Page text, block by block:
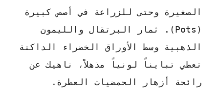
الصغيرة وحتى للزراعة في أصص كبيرة
(Pots). ثمار البرتقال والليمون
الذهبية وسط الأوراق الخضراء الداكنة
تعطي تبايناً لونياً مذهلاً، ناهيك عن
رائحة أزهار الحمضيات العطرة.